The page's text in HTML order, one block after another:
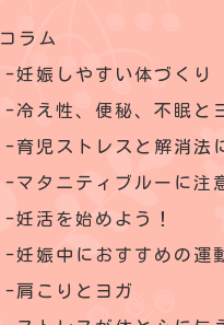
コラム
妊娠しやすい体づくり
冷え性、便秘、不眠と
育児ストレスと解消法
マタニティブルーに注
妊活を始めよう！
妊娠中におすすめの運
肩こりとヨガ